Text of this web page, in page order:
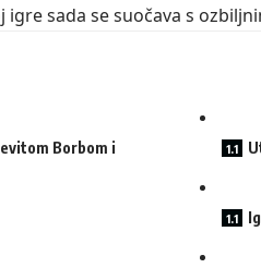
sada se suočava s
Borbom i